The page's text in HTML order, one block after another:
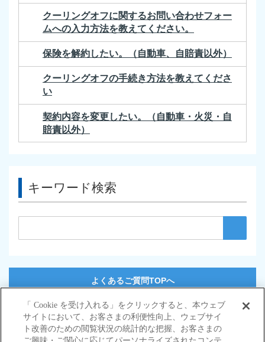
クーリングオフに関するお問い合わせフォー
ムへの入力方法を教えてください。
保険を解約したい。（自動車、自賠責以外）
クーリングオフの手続き方法を教えてくださ
い
契約内容を変更したい。（自動車・火災・自
賠責以外）
キーワード検索
よくあるご質問TOPへ
サイトマップ
当サイトのご利用にあたって
「 Cookie を受け入れる」をクリックすると、本ウェブ
サイトにおいて、お客さまの利便性向上、ウェブサイ
ト改善のための閲覧状況の統計的な把握、お客さまの